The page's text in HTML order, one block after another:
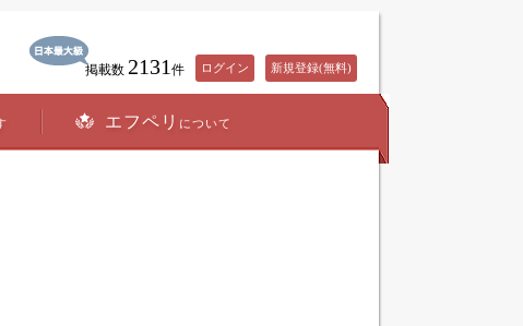
掲載数 2131 件 ログイン 新規登録(無料)
エフペリ について